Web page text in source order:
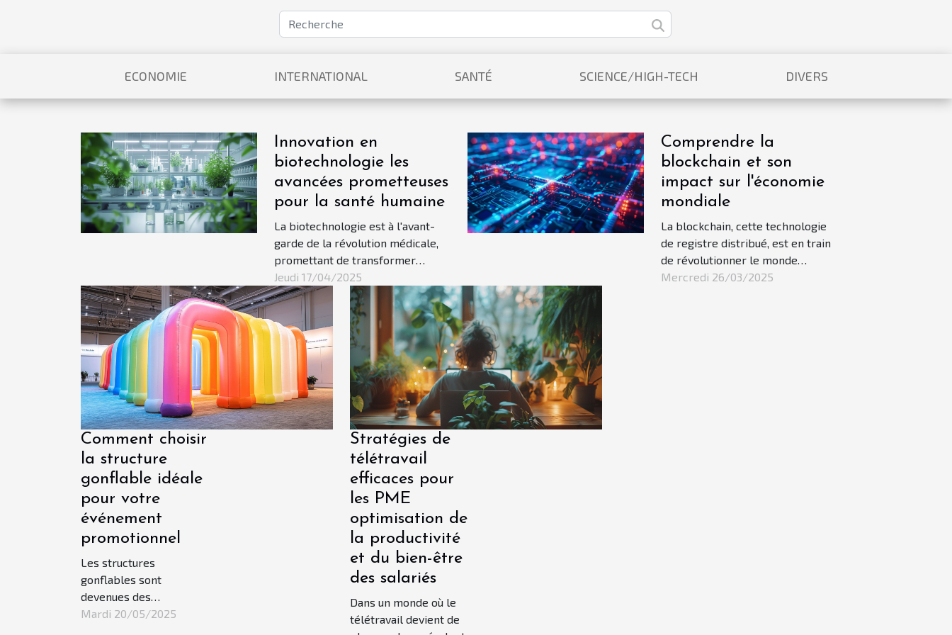
ECONOMIE INTERNATIONAL SANTÉ SCIENCE/HIGH-TECH DIVERS
Comment choisir
la structure
gonflable idéale
pour votre
événement
promotionnel
Les structures
gonflables sont
devenues des
incontournables des
Mardi 20/05/2025
Stratégies de
télétravail
efficaces pour
les PME
optimisation de
la productivité
et du bien-être
des salariés
Dans un monde où le
télétravail devient de
Innovation en
biotechnologie les
avancées prometteuses
pour la santé humaine
La biotechnologie est à l'avant-
garde de la révolution médicale,
promettant de transformer
radicalement les stratégies de
santé publique et le soin des
patients. Au cœur de cette
révolution, des avancées majeures
ouvrent la voie à des traitements
personnalisés et à des guérisons
autrefois jugées...
Jeudi 17/04/2025
Comprendre la
blockchain et son
impact sur l'économie
mondiale
La blockchain, cette technologie
de registre distribué, est en train
de révolutionner le monde
économique tel que nous le
Mercredi 26/03/2025